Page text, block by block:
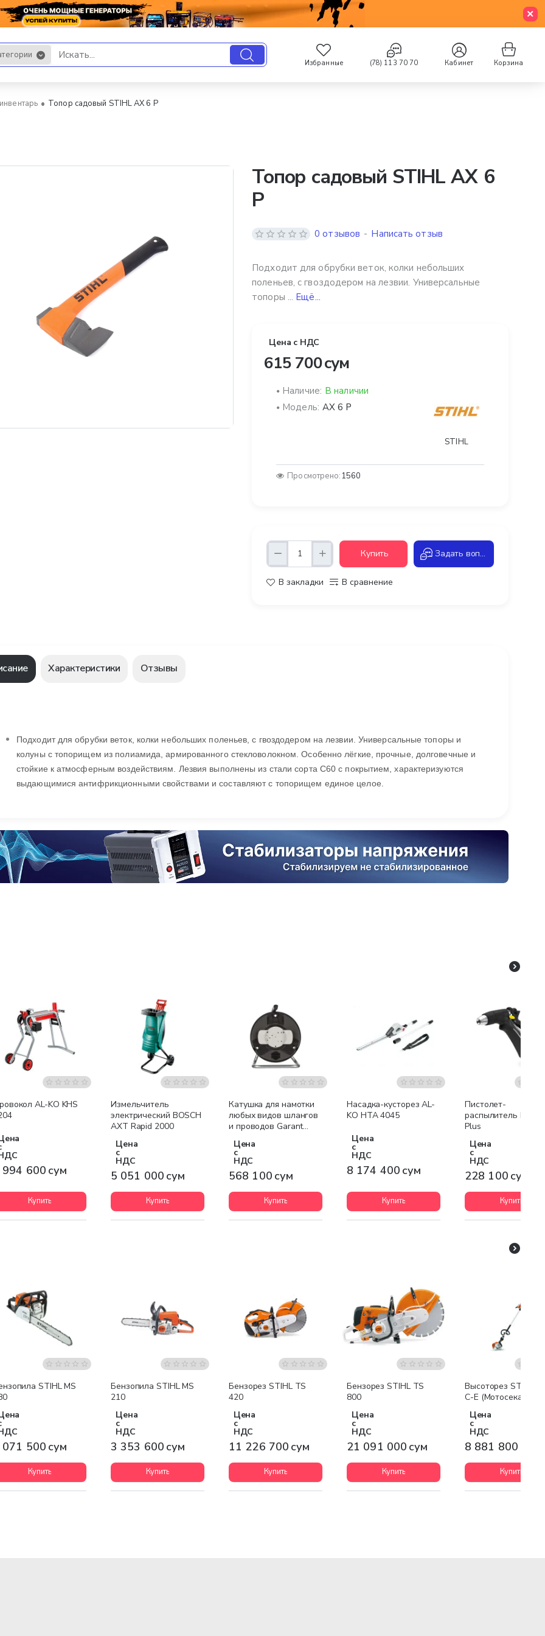
Избранные (78) 113 70 70 Кабинет Корзина
Топор садовый STIHL AX 6 P
Топор садовый STIHL AX 6
P
Подходит для обрубки веток, колки небольших
поленьев, с гвоздодером на лезвии. Универсальные
топоры ... Ещё...
0 отзывов - Написать отзыв
Цена с НДС
615 700 сум
Наличие: В наличии
Модель: AX 6 P
STIHL
Просмотрено:1560
Купить Задать вопрос
В закладки В сравнение
Характеристики Отзывы
Подходит для обрубки веток, колки небольших поленьев, с гвоздодером на лезвии. Универсальные топоры и
колуны с топорищем из полиамида, армированного стекловолокном. Особенно лёгкие, прочные, долговечные и
стойкие к атмосферным воздействиям. Лезвия выполнены из стали сорта C60 с покрытием, характеризуются
выдающимися антифрикционными свойствами и составляют с топорищем единое целое.
доставка
AL-KO KHS
600 сум
Купить
Бесплатная доставка
Измельчитель
электрический BOSCH
AXT Rapid 2000
Цена
с
НДС
5 051 000 сум
Купить
Катушка для намотки
любых видов шлангов
и проводов Garant
Цена
с
НДС
568 100 сум
Купить
Бесплатная доставка
Насадка-кусторез AL-
KO HTA 4045
Цена
с
НДС
8 174 400 сум
Купить
Пистолет-
распылитель
Plus
Цена
с
НДС
228 100 сум
Купить
доставка
STIHL MS
500 сум
Купить
Бесплатная доставка
Бензопила STIHL MS
210
Цена
с
НДС
3 353 600 сум
Купить
Бесплатная доставка
Бензорез STIHL TS
420
Цена
с
НДС
11 226 700 сум
Купить
Бесплатная доставка
Бензорез STIHL TS
800
Цена
с
НДС
21 091 000 сум
Купить
Бесплатная доставка
Высоторез STIHL
C-E (Мотосекатор)
Цена
с
НДС
8 881 800 сум
Купить